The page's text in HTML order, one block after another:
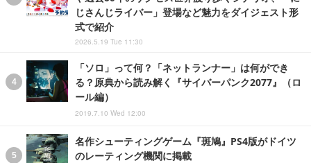
じさんじライバー」登場など魅力をダイジェスト形
式で紹介
2026.5.19 Tue 11:30
「ソロ」って何？「ネットランナー」は何ができ
る？原典から読み解く『サイバーパンク2077』（ロ
ール編）
2019.7.10 Wed 12:00
名作シューティングゲーム『斑鳩』PS4版がドイツ
のレーティング機関に掲載